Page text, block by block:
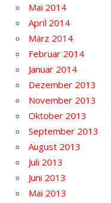
Mai 2014
April 2014
März 2014
Februar 2014
Januar 2014
Dezember 2013
November 2013
Oktober 2013
September 2013
August 2013
Juli 2013
Juni 2013
Mai 2013